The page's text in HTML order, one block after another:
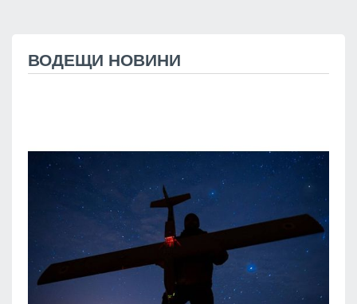
ВОДЕЩИ НОВИНИ